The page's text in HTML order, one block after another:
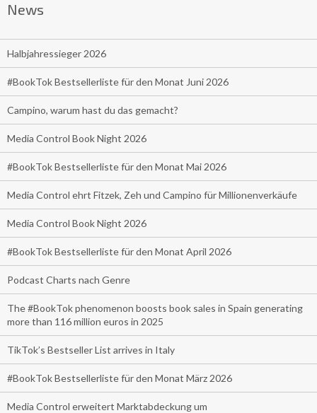
News
Halbjahressieger 2026
#BookTok Bestsellerliste für den Monat Juni 2026
Campino, warum hast du das gemacht?
Media Control Book Night 2026
#BookTok Bestsellerliste für den Monat Mai 2026
Media Control ehrt Fitzek, Zeh und Campino für Millionenverkäufe
Media Control Book Night 2026
#BookTok Bestsellerliste für den Monat April 2026
Podcast Charts nach Genre
The #BookTok phenomenon boosts book sales in Spain generating
more than 116 million euros in 2025
TikTok’s Bestseller List arrives in Italy
#BookTok Bestsellerliste für den Monat März 2026
Media Control erweitert Marktabdeckung um